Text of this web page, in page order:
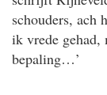
schouders, ach
ik vrede gehad,
bepaling…’